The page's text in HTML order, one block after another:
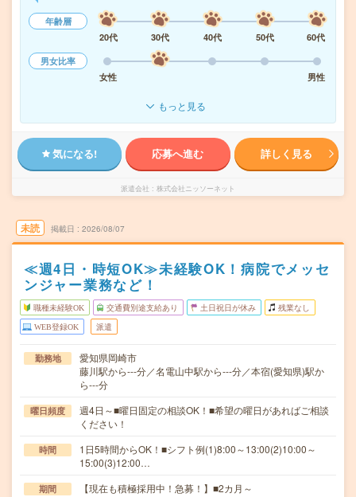
年齢層
20代
30代 40代 50代
60代
男女比率
女性
男性
もっと見る
気になる! 応募へ進む 詳しく見る
派遣会社 株式会社ニッソーネット
未読 掲載日 2026/08/07
≪週4日・時短OK≫未経験OK！病院でメッセ
ンジャー業務など！
職種未経験OK 交通費別途支給あり 土日祝日が休み 残業なし
WEB登録OK 派遣
勤務地
愛知県岡崎市
藤川駅から---分／名電山中駅から---分／本宿(愛知県)駅か
ら---分
曜日頻度
週4日～■曜日固定の相談OK！■希望の曜日があればご相談
ください！
時間
1日5時間からOK！■シフト例(1)8:00～13:00(2)10:00～
15:00(3)12:00…
期間 【現在も積極採用中！急募！】■2カ月～